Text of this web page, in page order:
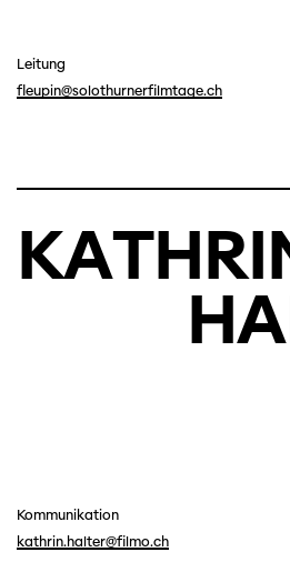
Leitung
fleupin@solothurnerfilmtage.ch
Kommunikation
kathrin.halter@filmo.ch